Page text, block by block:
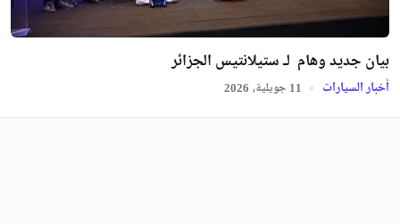
بيان جديد وهام لـ ستيلانتيس الجزائر
أخبار السيارات 11 جويلية, 2026